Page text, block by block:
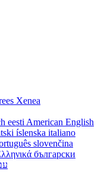
Xenea
eesti American English
íslenska italiano
slovenčina
български